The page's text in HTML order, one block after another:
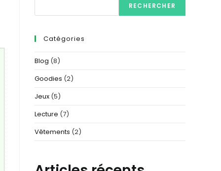
RECHERCHER
Catégories
Blog (8)
Goodies (2)
Jeux (5)
Lecture (7)
Vêtements (2)